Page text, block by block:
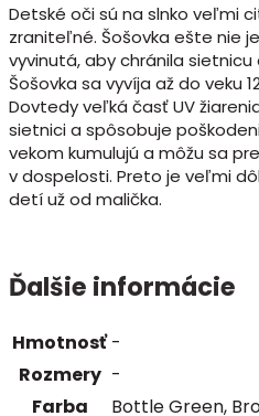
Detské oči sú na slnko veľmi
zraniteľné. Šošovka ešte nie
vyvinutá, aby chránila sietnicu
Šošovka sa vyvíja až do veku
Dovtedy veľká časť UV
sietnici a spôsobuje
vekom kumulujú a môžu sa
v dospelosti. Preto je veľmi
detí už od malička.
Ďalšie informácie
Hmotnosť -
Rozmery -
Farba
Bottle Green,